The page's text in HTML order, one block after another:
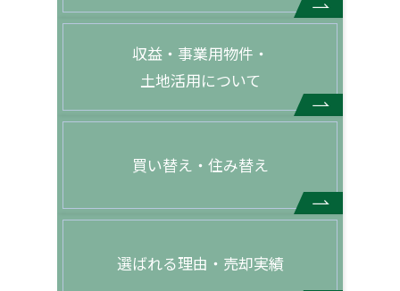
収益・事業用物件・
土地活用について
買い替え・住み替え
選ばれる理由・売却実績